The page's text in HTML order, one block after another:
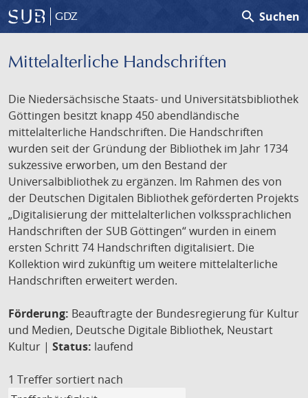
GDZ search Suchen
Mittelalterliche Handschriften
Die Niedersächsische Staats- und Universitätsbibliothek
Göttingen besitzt knapp 450 abendländische
mittelalterliche Handschriften. Die Handschriften
wurden seit der Gründung der Bibliothek im Jahr 1734
sukzessive erworben, um den Bestand der
Universalbibliothek zu ergänzen. Im Rahmen des von
der Deutschen Digitalen Bibliothek geförderten Projekts
„Digitalisierung der mittelalterlichen volkssprachlichen
Handschriften der SUB Göttingen“ wurden in einem
ersten Schritt 74 Handschriften digitalisiert. Die
Kollektion wird zukünftig um weitere mittelalterliche
Handschriften erweitert werden.
Förderung: Beauftragte der Bundesregierung für Kultur
und Medien, Deutsche Digitale Bibliothek, Neustart
Kultur | Status: laufend
1 Treffer sortiert nach